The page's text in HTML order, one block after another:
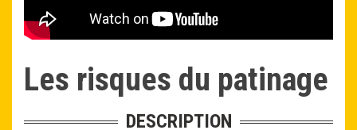
Les risques du patinage
DESCRIPTION